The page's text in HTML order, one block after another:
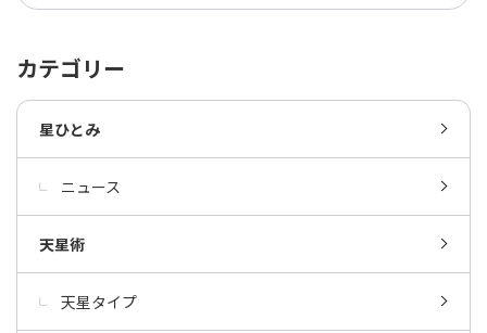
カテゴリー
星ひとみ
ニュース
天星術
天星タイプ